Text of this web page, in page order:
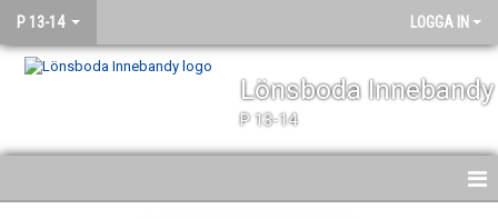
P 13-14 LOGGA IN
Lönsboda Innebandy
P 13-14